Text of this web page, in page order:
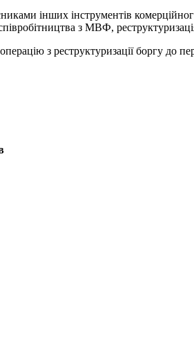
інших інструментів
з МВФ,
з реструктуризації боргу